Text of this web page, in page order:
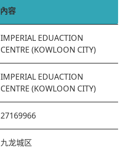
內容
IMPERIAL EDUACTION
CENTRE (KOWLOON CITY)
IMPERIAL EDUACTION
CENTRE (KOWLOON CITY)
27169966
九龙城区